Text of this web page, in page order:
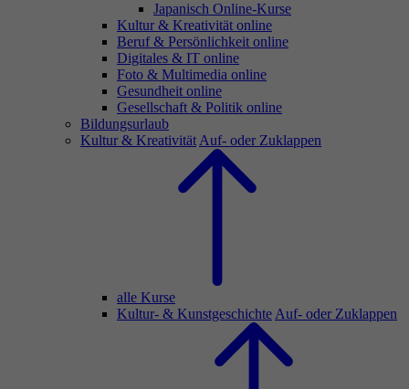
Japanisch Online-Kurse
Kultur & Kreativität online
Beruf & Persönlichkeit online
Digitales & IT online
Foto & Multimedia online
Gesundheit online
Gesellschaft & Politik online
Bildungsurlaub
Kultur & Kreativität Auf- oder Zuklappen
alle Kurse
Kultur- & Kunstgeschichte Auf- oder Zuklappen